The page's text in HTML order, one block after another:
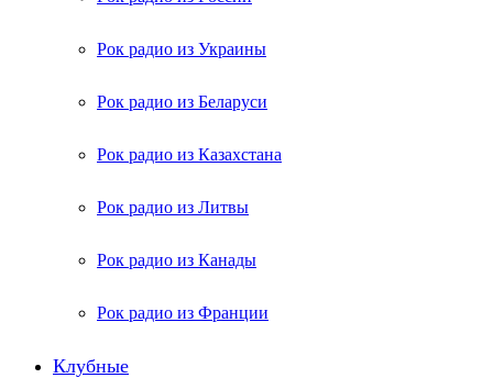
Рок радио из Украины
Рок радио из Беларуси
Рок радио из Казахстана
Рок радио из Литвы
Рок радио из Канады
Рок радио из Франции
Клубные